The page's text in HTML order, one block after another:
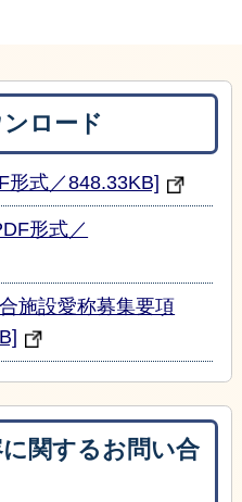
ロード
形式／848.33KB]
形式／
施設愛称募集要項
関するお問い合